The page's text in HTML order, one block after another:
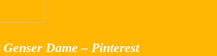
Dame – Pinterest